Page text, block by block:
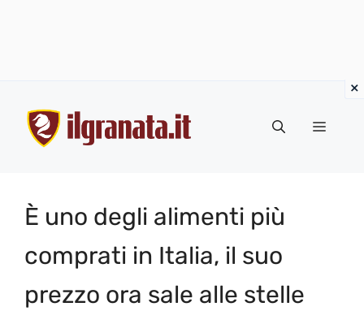
contenuto
Menu
È uno degli alimenti più
comprati in Italia, il suo
prezzo ora sale alle stelle